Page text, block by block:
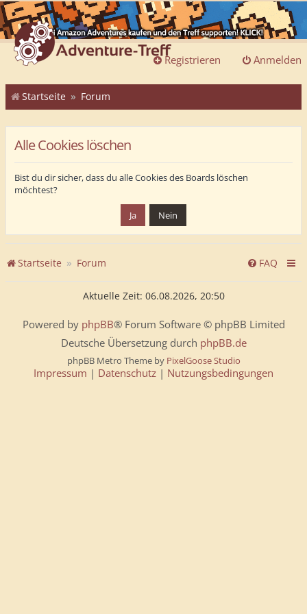
Anmelden
Registrieren
Startseite Forum
Alle Cookies löschen
Bist du dir sicher, dass du alle Cookies des Boards löschen
möchtest?
Startseite Forum FAQ
Aktuelle Zeit: 06.08.2026, 20:50
Powered by phpBB® Forum Software © phpBB Limited
Deutsche Übersetzung durch phpBB.de
phpBB Metro Theme by PixelGoose Studio
Impressum | Datenschutz | Nutzungsbedingungen